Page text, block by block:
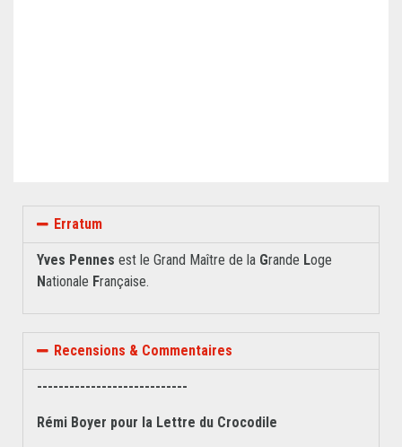
Erratum
Yves Pennes est le Grand Maître de la Grande Loge
Nationale Française.
Recensions & Commentaires
----------------------------
Rémi Boyer pour la Lettre du Crocodile